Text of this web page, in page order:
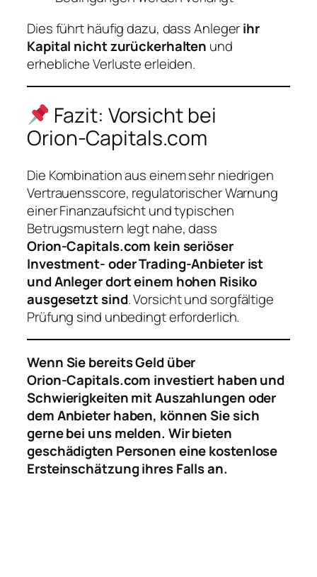
Dies führt häufig dazu, dass Anlegerihr
Kapital nicht zurückerhalten und
erhebliche Verluste erleiden.
Fazit: Vorsicht bei
Orion‑Capitals.com
Die Kombination aus einem sehr niedrigen
Vertrauensscore, regulatorischer Warnung
einer Finanzaufsicht und typischen
Betrugsmustern legt nahe, dass
Orion‑Capitals.com kein seriöser
Investment‑ oder Trading‑Anbieter ist
und Anleger dort einem hohen Risiko
ausgesetzt sind. Vorsicht und sorgfältige
Prüfung sind unbedingt erforderlich.
Wenn Sie bereits Geld über
Orion‑Capitals.com investiert haben und
Schwierigkeiten mit Auszahlungen oder
dem Anbieter haben, können Sie sich
gerne bei uns melden. Wir bieten
geschädigten Personen eine kostenlose
Ersteinschätzung ihres Falls an.